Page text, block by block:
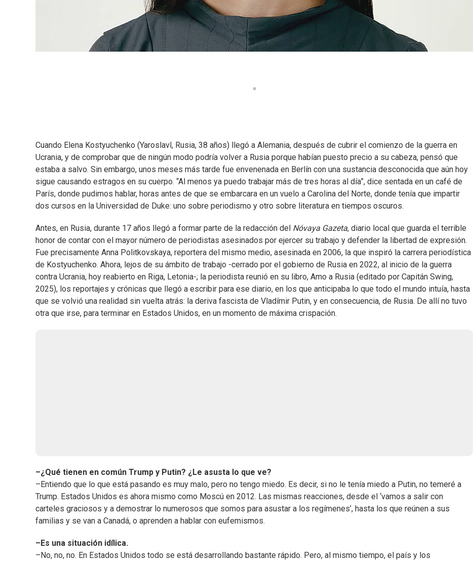
Cuando Elena Kostyuchenko (Yaroslavl, Rusia, 38 años) llegó a Alemania, después de cubrir el comienzo de la guerra en
Ucrania, y de comprobar que de ningún modo podría volver a Rusia porque habían puesto precio a su cabeza, pensó que
estaba a salvo. Sin embargo, unos meses más tarde fue envenenada en Berlín con una sustancia desconocida que aún hoy
sigue causando estragos en su cuerpo. “Al menos ya puedo trabajar más de tres horas al día”, dice sentada en un café de
París, donde pudimos hablar, horas antes de que se embarcara en un vuelo a Carolina del Norte, donde tenía que impartir
dos cursos en la Universidad de Duke: uno sobre periodismo y otro sobre literatura en tiempos oscuros.
Antes, en Rusia, durante 17 años llegó a formar parte de la redacción del Nóvaya Gazeta, diario local que guarda el terrible
honor de contar con el mayor número de periodistas asesinados por ejercer su trabajo y defender la libertad de expresión.
Fue precisamente Anna Politkovskaya, reportera del mismo medio, asesinada en 2006, la que inspiró la carrera periodística
de Kostyuchenko. Ahora, lejos de su ámbito de trabajo -cerrado por el gobierno de Rusia en 2022, al inicio de la guerra
contra Ucrania, hoy reabierto en Riga, Letonia-; la periodista reunió en su libro, Amo a Rusia (editado por Capitán Swing,
2025), los reportajes y crónicas que llegó a escribir para ese diario, en los que anticipaba lo que todo el mundo intuía, hasta
que se volvió una realidad sin vuelta atrás: la deriva fascista de Vladímir Putin, y en consecuencia, de Rusia. De allí no tuvo
otra que irse, para terminar en Estados Unidos, en un momento de máxima crispación.
–¿Qué tienen en común Trump y Putin? ¿Le asusta lo que ve?
–Entiendo que lo que está pasando es muy malo, pero no tengo miedo. Es decir, si no le tenía miedo a Putin, no temeré a
Trump. Estados Unidos es ahora mismo como Moscú en 2012. Las mismas reacciones, desde el ‘vamos a salir con
carteles graciosos y a demostrar lo numerosos que somos para asustar a los regímenes’, hasta los que reúnen a sus
familias y se van a Canadá, o aprenden a hablar con eufemismos.
–Es una situación idílica.
–No, no, no. En Estados Unidos todo se está desarrollando bastante rápido. Pero, al mismo tiempo, el país y los